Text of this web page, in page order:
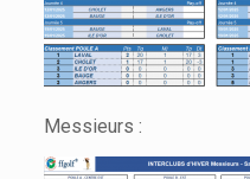
Messieurs :